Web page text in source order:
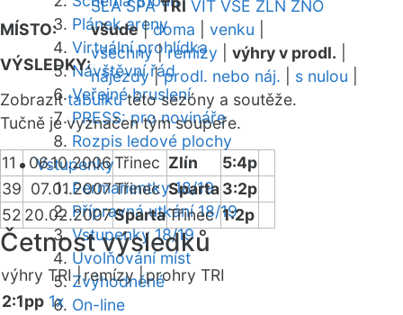
Plánek areny
Virtuální prohlídka
Návštěvní řád
Veřejné bruslení
PRESS: pro novináře
Rozpis ledové plochy
Vstupenky
Permanentky 18/19
Přípravná utkání 18/19
Vstupenky 18/19
Uvolňování míst
Zvýhodněné
On-line
SLA SPA TRI VIT VSE ZLN ZNO
MÍSTO:
všude|doma venku
VÝSLEDKY:
všechny|remízy výhry v prodl.
nájezdy|prodl. nebo náj. s nulou
Zobrazittabulkutéto sezóny a soutěže.
Tučně je vyznačen tým soupeře.
11 06.10.2006Třinec Zlín
5:4p
39 07.01.2007Třinec Sparta3:2p
52 20.02.2007SpartaTřinec 1:2p
Četnost výsledků
výhry TRI |remízy |prohry TRI
2:1pp 1x